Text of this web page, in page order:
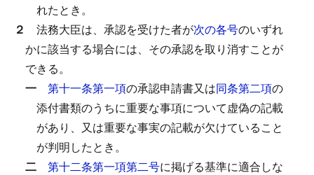
れたとき。
２ 法務大臣は、承認を受けた者が次の各号のいずれ
かに該当する場合には、その承認を取り消すことが
できる。
一 第十一条第一項の承認申請書又は同条第二項の
添付書類のうちに重要な事項について虚偽の記載
があり、又は重要な事実の記載が欠けていること
が判明したとき。
二 第十二条第一項第二号に掲げる基準に適合しな